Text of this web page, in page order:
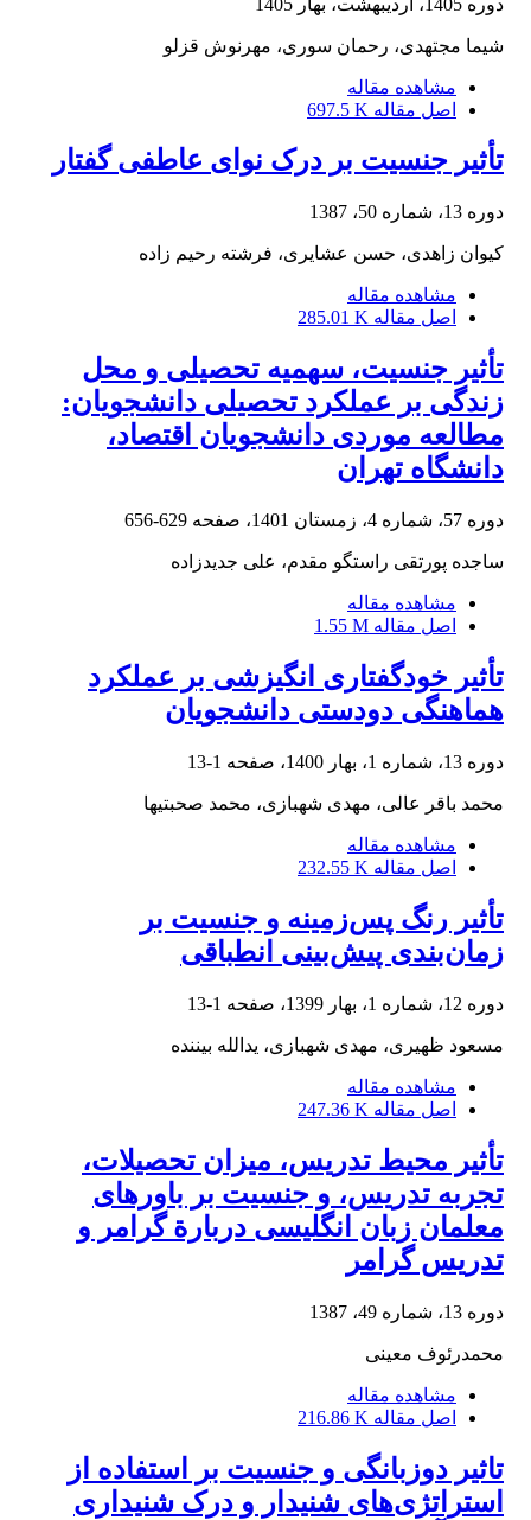
شیما مجتهدی، رحمان سوری، مهرنوش قزلو
مشاهده مقاله
اصل مقاله 697.5 K
تأثیر جنسیت بر درک نوای عاطفی گفتار
دوره 13، شماره 50، 1387
کیوان زاهدی، حسن عشایری، فرشته رحیم زاده
مشاهده مقاله
اصل مقاله 285.01 K
تأثیر جنسیت، سهمیه تحصیلی و محل
زندگی بر عملکرد تحصیلی دانشجویان:
مطالعه موردی دانشجویان اقتصاد،
دانشگاه تهران
دوره 57، شماره 4، زمستان 1401، صفحه 629-656
ساجده پورتقی راستگو مقدم، علی جدیدزاده
مشاهده مقاله
اصل مقاله 1.55 M
تأثیر خودگفتاری انگیزشی بر عملکرد
هماهنگی دودستی دانشجویان
دوره 13، شماره 1، بهار 1400، صفحه 1-13
محمد باقر عالی، مهدی شهبازی، محمد صحبتیها
مشاهده مقاله
اصل مقاله 232.55 K
تأثیر رنگ پس‌زمینه و جنسیت بر
زمان‌بندی پیش‌بینی انطباقی
دوره 12، شماره 1، بهار 1399، صفحه 1-13
مسعود ظهیری، مهدی شهبازی، یدالله بیننده
مشاهده مقاله
اصل مقاله 247.36 K
تأثیر محیط تدریس، میزان تحصیلات،
تجربه تدریس، و جنسیت بر باورهای
معلمان زبان انگلیسی دربارة گرامر و
تدریس گرامر
دوره 13، شماره 49، 1387
محمدرئوف معینی
مشاهده مقاله
اصل مقاله 216.86 K
تاثیر دوزبانگی و جنسیت بر استفاده از
استراتژی‌های شنیدار و درک شنیداری